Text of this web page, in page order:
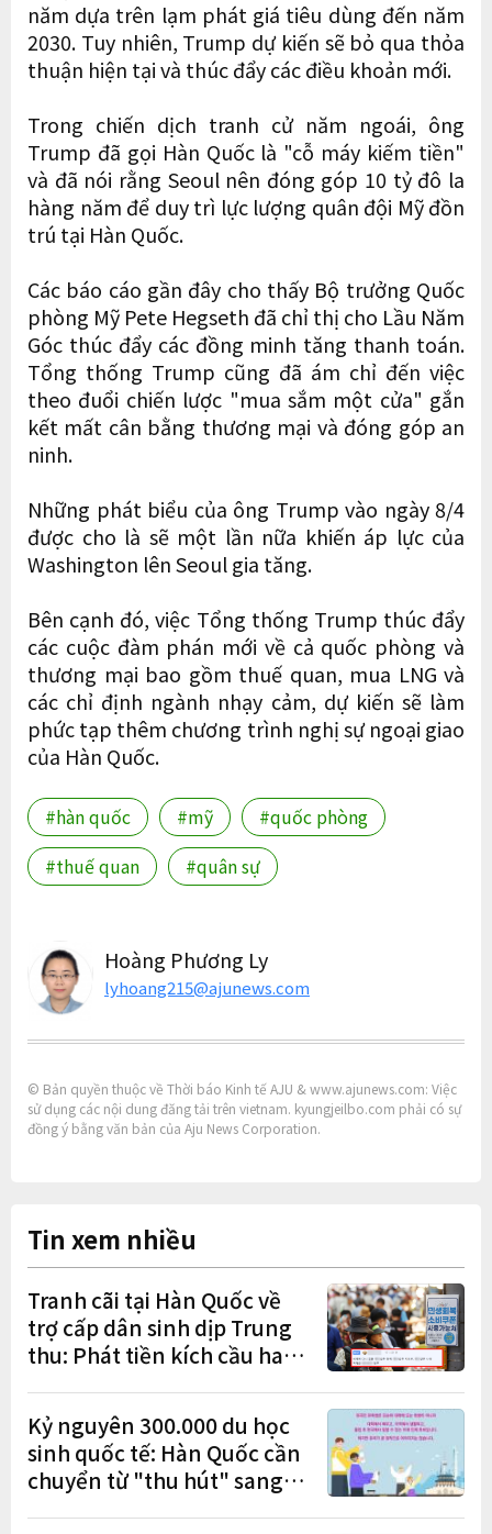
năm dựa trên lạm phát giá tiêu dùng đến năm
2030. Tuy nhiên, Trump dự kiến ​​sẽ bỏ qua thỏa
thuận hiện tại và thúc đẩy các điều khoản mới.
Trong chiến dịch tranh cử năm ngoái, ông
Trump đã gọi Hàn Quốc là "cỗ máy kiếm tiền"
và đã nói rằng Seoul nên đóng góp 10 tỷ đô la
hàng năm để duy trì lực lượng quân đội Mỹ đồn
trú tại Hàn Quốc.
Các báo cáo gần đây cho thấy Bộ trưởng Quốc
phòng Mỹ Pete Hegseth đã chỉ thị cho Lầu Năm
Góc thúc đẩy các đồng minh tăng thanh toán.
Tổng thống Trump cũng đã ám chỉ đến việc
theo đuổi chiến lược "mua sắm một cửa" gắn
kết mất cân bằng thương mại và đóng góp an
ninh.
Những phát biểu của ông Trump vào ngày 8/4
được cho là sẽ một lần nữa khiến áp lực của
Washington lên Seoul gia tăng.
Bên cạnh đó, việc Tổng thống Trump thúc đẩy
các cuộc đàm phán mới về cả quốc phòng và
thương mại bao gồm thuế quan, mua LNG và
các chỉ định ngành nhạy cảm, dự kiến ​​sẽ làm
phức tạp thêm chương trình nghị sự ngoại giao
của Hàn Quốc.
#hàn quốc #mỹ
#quốc phòng
#thuế quan
#quân sự
Hoàng Phương Ly
lyhoang215@ajunews.com
© Bản quyền thuộc về Thời báo Kinh tế AJU & www.ajunews.com: Việc
sử dụng các nội dung đăng tải trên vietnam. kyungjeilbo.com phải có sự
đồng ý bằng văn bản của Aju News Corporation.
Tin xem nhiều
Tranh cãi tại Hàn Quốc về
trợ cấp dân sinh dịp Trung
thu: Phát tiền kích cầu hay
Kỷ nguyên 300.000 du học
sinh quốc tế: Hàn Quốc cần
chuyển từ "thu hút" sang